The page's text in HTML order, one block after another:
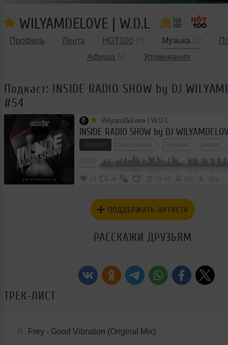
WILYAMDELOVE | W.D.L
Профиль Лента HOT100 Музыка
Афиша
Упоминания
Подкаст: INSIDE RADIO SHOW by DJ
#54
WilyamDeLove | W.D.L
INSIDE RADIO SHOW by DJ
Подкаст Deep House G-House House
19 59:48 </>
ПОДДЕРЖАТЬ АРТИСТА
РАССКАЖИ ДРУЗЬЯМ
ТРЕК-ЛИСТ
01 Frey - Good Vibration (Original Mix)